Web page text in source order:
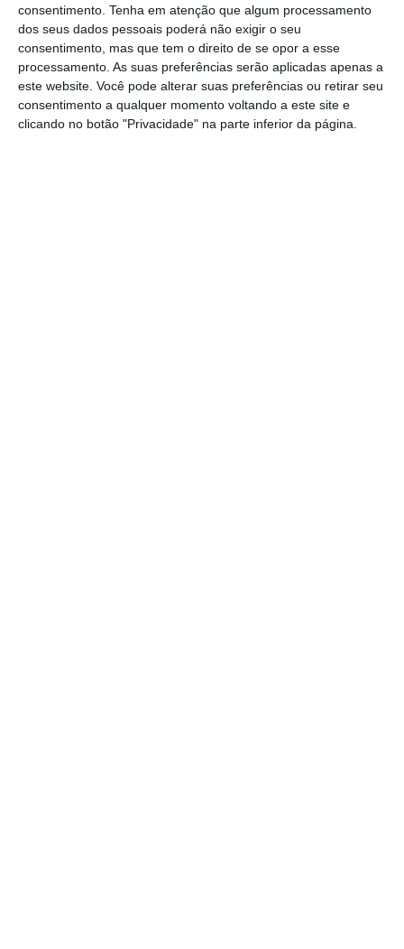
consentimento. Tenha em atenção que algum processamento
dos seus dados pessoais poderá não exigir o seu
consentimento, mas que tem o direito de se opor a esse
processamento. As suas preferências serão aplicadas apenas a
este website. Você pode alterar suas preferências ou retirar seu
consentimento a qualquer momento voltando a este site e
clicando no botão "Privacidade" na parte inferior da página.